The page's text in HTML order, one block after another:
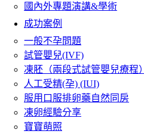
國內外專題演講&學術
成功案例
一般不孕問題
試管嬰兒(IVF)
凍胚（兩段式試管嬰兒療程）
人工受精(孕) (IUI)
服用口服排卵藥自然同房
凍卵經驗分享
寶寶萌照